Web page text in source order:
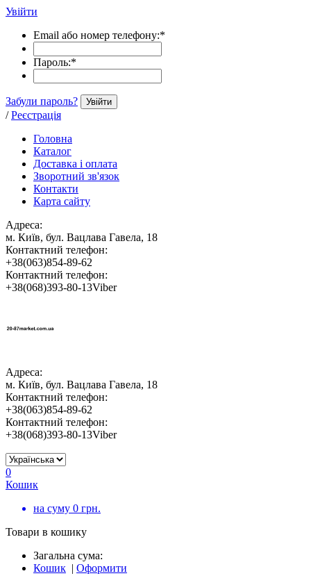
Увійти
Email або номер телефону:*
Пароль:*
Забули пароль? Увійти
/ Реєстрація
Головна
Каталог
Доставка і оплата
Зворотний зв'язок
Контакти
Карта сайту
Адреса:
м. Київ, бул. Вацлава Гавела, 18
Контактний телефон:
+38(063)854-89-62
Контактний телефон:
+38(068)393-80-13Viber
Адреса:
м. Київ, бул. Вацлава Гавела, 18
Контактний телефон:
+38(063)854-89-62
Контактний телефон:
+38(068)393-80-13Viber
0
Кошик
на суму 0 грн.
Товари в кошику
Загальна сума:
Кошик | Оформити